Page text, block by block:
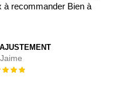
à recommander Bien à
Jaime
: